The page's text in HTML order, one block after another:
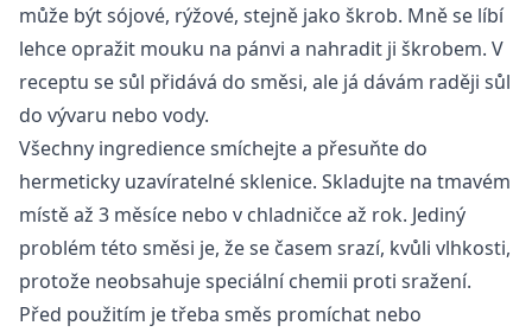
může být sójové, rýžové, stejně jako škrob. Mně se líbí
lehce opražit mouku na pánvi a nahradit ji škrobem. V
receptu se sůl přidává do směsi, ale já dávám raději sůl
do vývaru nebo vody.
Všechny ingredience smíchejte a přesuňte do
hermeticky uzavíratelné sklenice. Skladujte na tmavém
místě až 3 měsíce nebo v chladničce až rok. Jediný
problém této směsi je, že se časem srazí, kvůli vlhkosti,
protože neobsahuje speciální chemii proti sražení.
Před použitím je třeba směs promíchat nebo